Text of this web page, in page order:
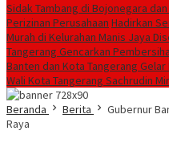
Sidak Tambang di Bojonegara
Perizinan Perusahaan Hadirkan
Murah di Kelurahan Manis Jaya
Tangerang Gencarkan
Banten dan Kota Tangerang
Wali Kota Tangerang Sachrudin
Beranda
Berita
Gubernur
Raya